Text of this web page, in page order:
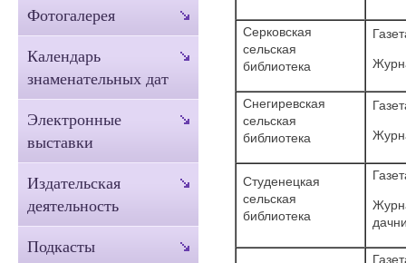
Серковская
сельская
библиотека
Снегиревская
сельская
библиотека
Студенецкая
сельская
библиотека
Фотогалерея
Календарь
знаменательных дат
Электронные
выставки
Издательская
деятельность
Подкасты